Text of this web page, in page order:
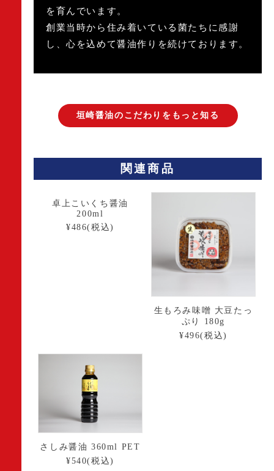
を育んでいます。
創業当時から住み着いている菌たちに感謝
し、心を込めて醤油作りを続けております。
垣崎醤油のこだわりをもっと知る
関連商品
卓上こいくち醤油
200ml
¥486(税込)
生もろみ味噌 大豆たっ
ぷり 180g
¥496(税込)
さしみ醤油 360ml PET
¥540(税込)